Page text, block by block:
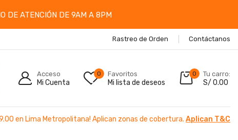
DE ATENCIÓN DE 9AM A 8PM
Rastreo de Orden Contáctanos
Acceso
Mi Cuenta
0 Favoritos
Mi lista de deseos
0 Tu carro:
S/ 0.00
en Lima Metropolitana! Aplican zonas de cobertura. Aplican T&C